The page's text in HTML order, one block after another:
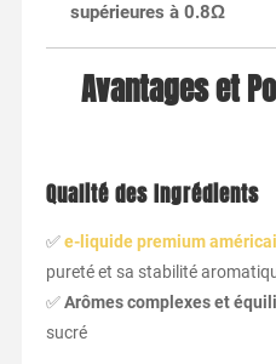
supérieures à 0.8Ω
Avantages et
Qualité des Ingrédients
✅e-liquide premium
pureté et sa stabilité
✅Arômes complexes et
sucré